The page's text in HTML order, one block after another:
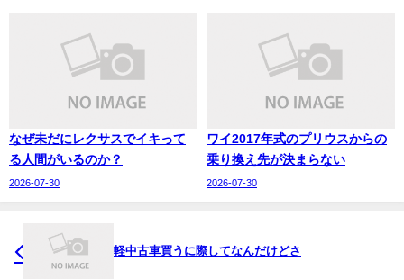
なぜ未だにレクサスでイキって
る人間がいるのか？
2026-07-30
ワイ2017年式のプリウスからの
乗り換え先が決まらない
2026-07-30
軽中古車買うに際してなんだけどさ